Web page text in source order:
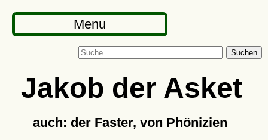
Menu
Suchen
Jakob der Asket
auch: der Faster, von Phönizien